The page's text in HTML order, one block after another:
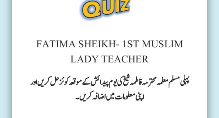
FATIMA SHEIKH- 1ST MUSLIM
LADY TEACHER
پہلی مسلم معلمہ محترمہ فاطمہ شیخ کی یوم پیدائش کے موقعہ کوئز حل کریں اور
اپنی معلومات میں اضافہ کریں۔